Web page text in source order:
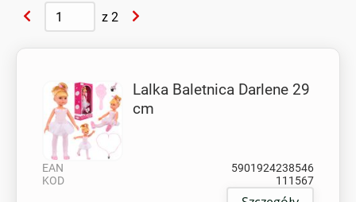
z 2
Lalka Baletnica Darlene 29
cm
EAN
5901924238546
KOD
111567